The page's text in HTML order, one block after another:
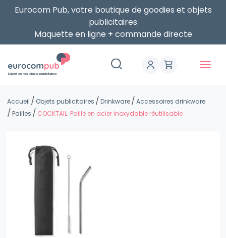
Eurocom Pub, votre boutique de goodies et objets
publicitaires
Maquette en ligne + commande directe
Expert de vos objets publicitaires
Accueil Objets publicitaires Drinkware
Accessoires drinkware
Pailles
COCKTAIL. Paille en acier inoxydable réutilisable